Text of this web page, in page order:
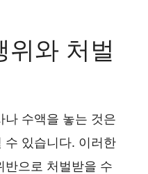
위와 처벌
나 수액을 놓는 것은
수 있습니다. 이러한
반으로 처벌받을 수